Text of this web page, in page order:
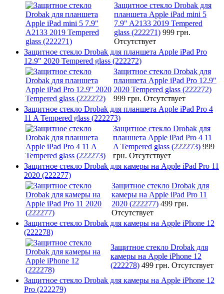
Защитное стекло Drobak для
планшета Apple iPad mini 5
7.9" A2133 2019 Tempered
glass (222271) 999 грн.
Отсутствует
Защитное стекло Drobak для планшета Apple iPad Pro
12.9" 2020 Tempered glass (222272)
Защитное стекло Drobak для
планшета Apple iPad Pro 12.9"
2020 Tempered glass (222272)
999 грн. Отсутствует
Защитное стекло Drobak для планшета Apple iPad Pro 4
11 A Tempered glass (222273)
Защитное стекло Drobak для
планшета Apple iPad Pro 4 11
A Tempered glass (222273) 999
грн. Отсутствует
Защитное стекло Drobak для камеры на Apple iPad Pro 11
2020 (222277)
Защитное стекло Drobak для
камеры на Apple iPad Pro 11
2020 (222277) 499 грн.
Отсутствует
Защитное стекло Drobak для камеры на Apple iPhone 12
(222278)
Защитное стекло Drobak для
камеры на Apple iPhone 12
(222278) 499 грн. Отсутствует
Защитное стекло Drobak для камеры на Apple iPhone 12
Pro (222279)